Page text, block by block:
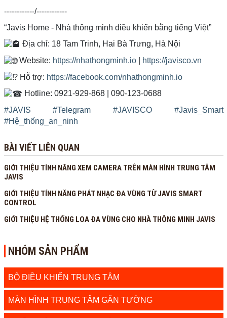
------------/------------
“Javis Home - Nhà thông minh điều khiển bằng tiếng Việt”
Địa chỉ: 18 Tam Trinh, Hai Bà Trưng, Hà Nội
Website: https://nhathongminh.io|
https://javisco.vn
Hỗ trợ: https://facebook.com/nhathongminh.io
Hotline: 0921-929-868 | 090-123-0688
#JAVIS
#Telegram #JAVISCO
#Javis_Smart
#Hệ_thống_an_ninh
BÀI VIẾT LIÊN QUAN
GIỚI THIỆU TÍNH NĂNG XEM CAMERA TRÊN MÀN HÌNH TRUNG TÂM
JAVIS
GIỚI THIỆU TÍNH NĂNG PHÁT NHẠC ĐA VÙNG TỪ JAVIS SMART
CONTROL
GIỚI THIỆU HỆ THỐNG LOA ĐA VÙNG CHO NHÀ THÔNG MINH JAVIS
NHÓM SẢN PHẨM
BỘ ĐIỀU KHIỂN TRUNG TÂM
MÀN HÌNH TRUNG TÂM GẮN TƯỜNG